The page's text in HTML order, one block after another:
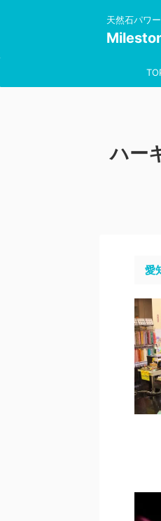
天然石パワ
ハー
愛